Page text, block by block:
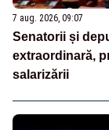
7 aug. 2026, 09:07
Senatorii și
extraordinară,
salarizării